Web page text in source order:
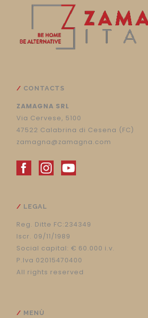
CONTACTS
ZAMAGNA SRL
Via Cervese, 5100
47522 Calabrina di Cesena (FC)
zamagna@zamagna.com
LEGAL
Reg. Ditte FC:234349
Iscr. 09/11/1989
Social capital: € 60.000 i.v.
P.Iva 02015470400
All rights reserved
MENÙ